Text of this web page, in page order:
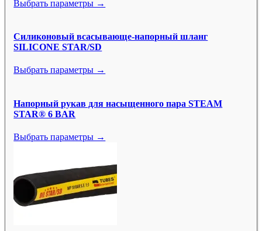
Выбрать параметры →
Силиконовый всасывающе-напорный шланг
SILICONE STAR/SD
Выбрать параметры →
Напорный рукав для насыщенного пара STEAM
STAR® 6 BAR
Выбрать параметры →